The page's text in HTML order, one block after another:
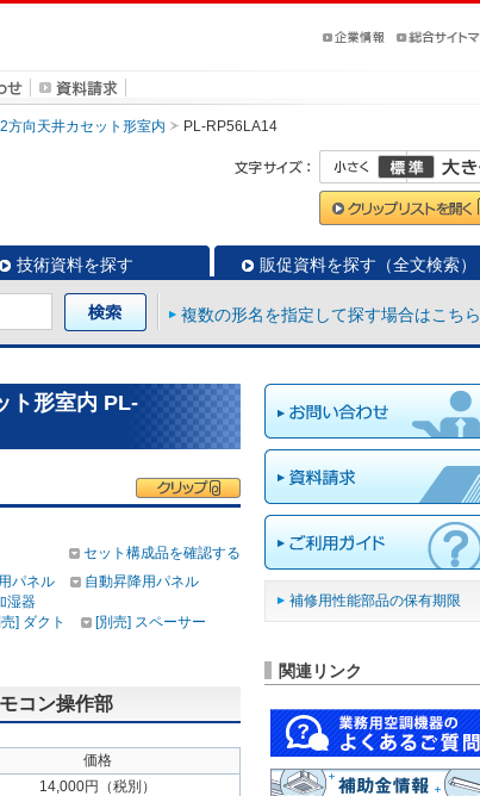
方向天井カセット形室内 PL-RP56LA14
技術資料を探す 販促資料を探す（全文検索）
複数の形名を指定して探す場合はこちら
ト形室内 PL-
セット構成品を確認する
パネル
自動昇降用パネル
湿器
] ダクト
[別売] スペーサー
コン操作部
価格
14,000円（税別）
補修用性能部品の保有期限
関連リンク